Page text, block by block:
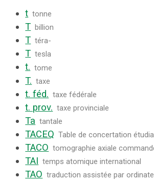
t tonne
T billion
T téra-
T tesla
t. tome
T. taxe
t. féd. taxe fédérale
t. prov. taxe provinciale
Ta tantale
TACEQ Table de concertation
TACO tomographie axiale
TAI temps atomique international
TAO traduction assistée par